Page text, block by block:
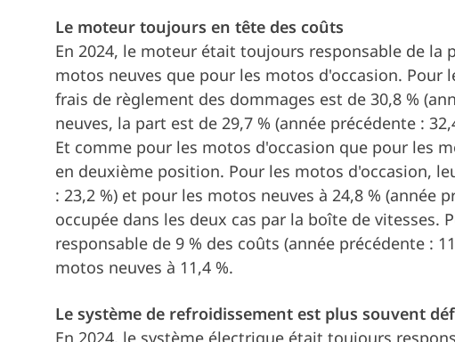
Le moteur toujours en tête des coûts
En 2024, le moteur était toujours responsable de
motos neuves que pour les motos d'occasion. Pour
frais de règlement des dommages est de 30,8 %
neuves, la part est de 29,7 % (année précédente :
Et comme pour les motos d'occasion que pour les
en deuxième position. Pour les motos d'occasion,
: 23,2 %) et pour les motos neuves à 24,8 % (année
occupée dans les deux cas par la boîte de vitesses.
responsable de 9 % des coûts (année précédente :
motos neuves à 11,4 %.
Le système de refroidissement est plus souvent
En 2024, le système électrique était toujours